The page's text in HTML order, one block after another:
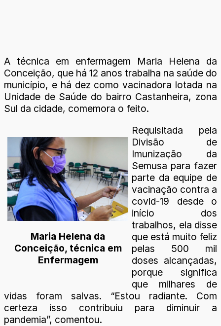
A técnica em enfermagem Maria Helena da
Conceição, que há 12 anos trabalha na saúde do
município, e há dez como vacinadora lotada na
Unidade de Saúde do bairro Castanheira, zona
Sul da cidade, comemora o feito.
Maria Helena da
Conceição, técnica em
Enfermagem
Requisitada pela
Divisão de
Imunização da
Semusa para fazer
parte da equipe de
vacinação contra a
covid-19 desde o
início dos
trabalhos, ela disse
que está muito feliz
pelas 500 mil
doses alcançadas,
porque significa
que milhares de
vidas foram salvas. “Estou radiante. Com
certeza isso contribuiu para diminuir a
pandemia”, comentou.